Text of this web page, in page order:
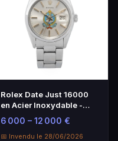
Rolex Date Just 16000
en Acier Inoxydable -
Cadran King Khalid
6 000 – 12 000 €
📅 Invendu le 28/06/2026